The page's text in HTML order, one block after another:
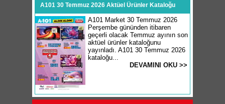
A101 30 Temmuz 2026 Aktüel Ürünler Kataloğu
A101 Market 30 Temmuz 2026
Perşembe gününden itibaren
geçerli olacak Temmuz ayının son
aktüel ürünler kataloğunu
yayınladı. A101 30 Temmuz 2026
kataloğu...
DEVAMINI OKU >>